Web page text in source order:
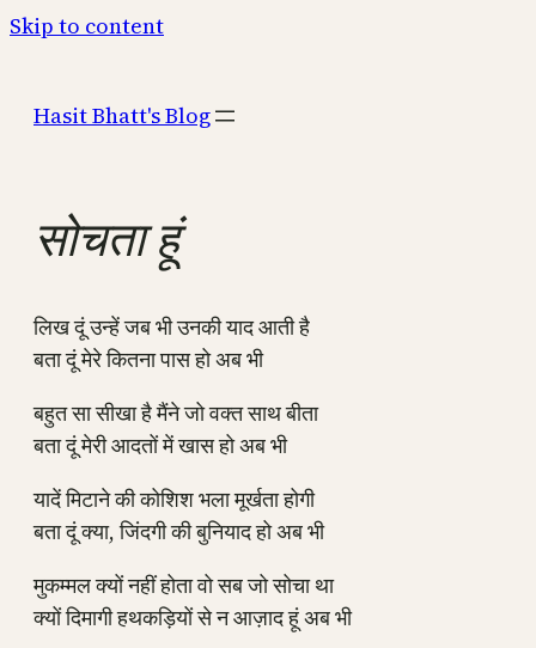
Skip to content
Hasit Bhatt's Blog
सोचता हूं
लिख दूं उन्हें जब भी उनकी याद आती है
बता दूं मेरे कितना पास हो अब भी
बहुत सा सीखा है मैंने जो वक्त साथ बीता
बता दूं मेरी आदतों में खास हो अब भी
यादें मिटाने की कोशिश भला मूर्खता होगी
बता दूं क्या, जिंदगी की बुनियाद हो अब भी
मुकम्मल क्यों नहीं होता वो सब जो सोचा था
क्यों दिमागी हथकड़ियों से न आज़ाद हूं अब भी